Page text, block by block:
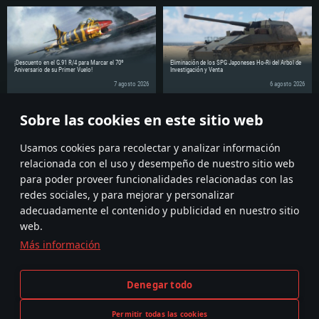
Sobre las cookies en este sitio web
Usamos cookies para recolectar y analizar información
relacionada con el uso y desempeño de nuestro sitio web
para poder proveer funcionalidades relacionadas con las
redes sociales, y para mejorar y personalizar
adecuadamente el contenido y publicidad en nuestro sitio
web.
Más información
Denegar todo
Permitir todas las cookies
Red: Conexión a Internet de banda ancha
Disco Duro: 62.2 GB (Cliente Completo)
¡Descuento en el G.91 R/4 para Marcar el 70º
Aniversario de su Primer Vuelo!
7 agosto 2026
Eliminación de los SPG Japoneses Ho-Ri del Árbol de
Investigación y Venta
6 agosto 2026
¡Comparte la noticia con tus amigos!
Discuss on the Forums
Términos y Condiciones
Política de Privacidad
Ajustes de cookies